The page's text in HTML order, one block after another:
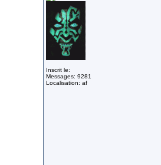
Inscrit le:
Messages: 9281
Localisation: af